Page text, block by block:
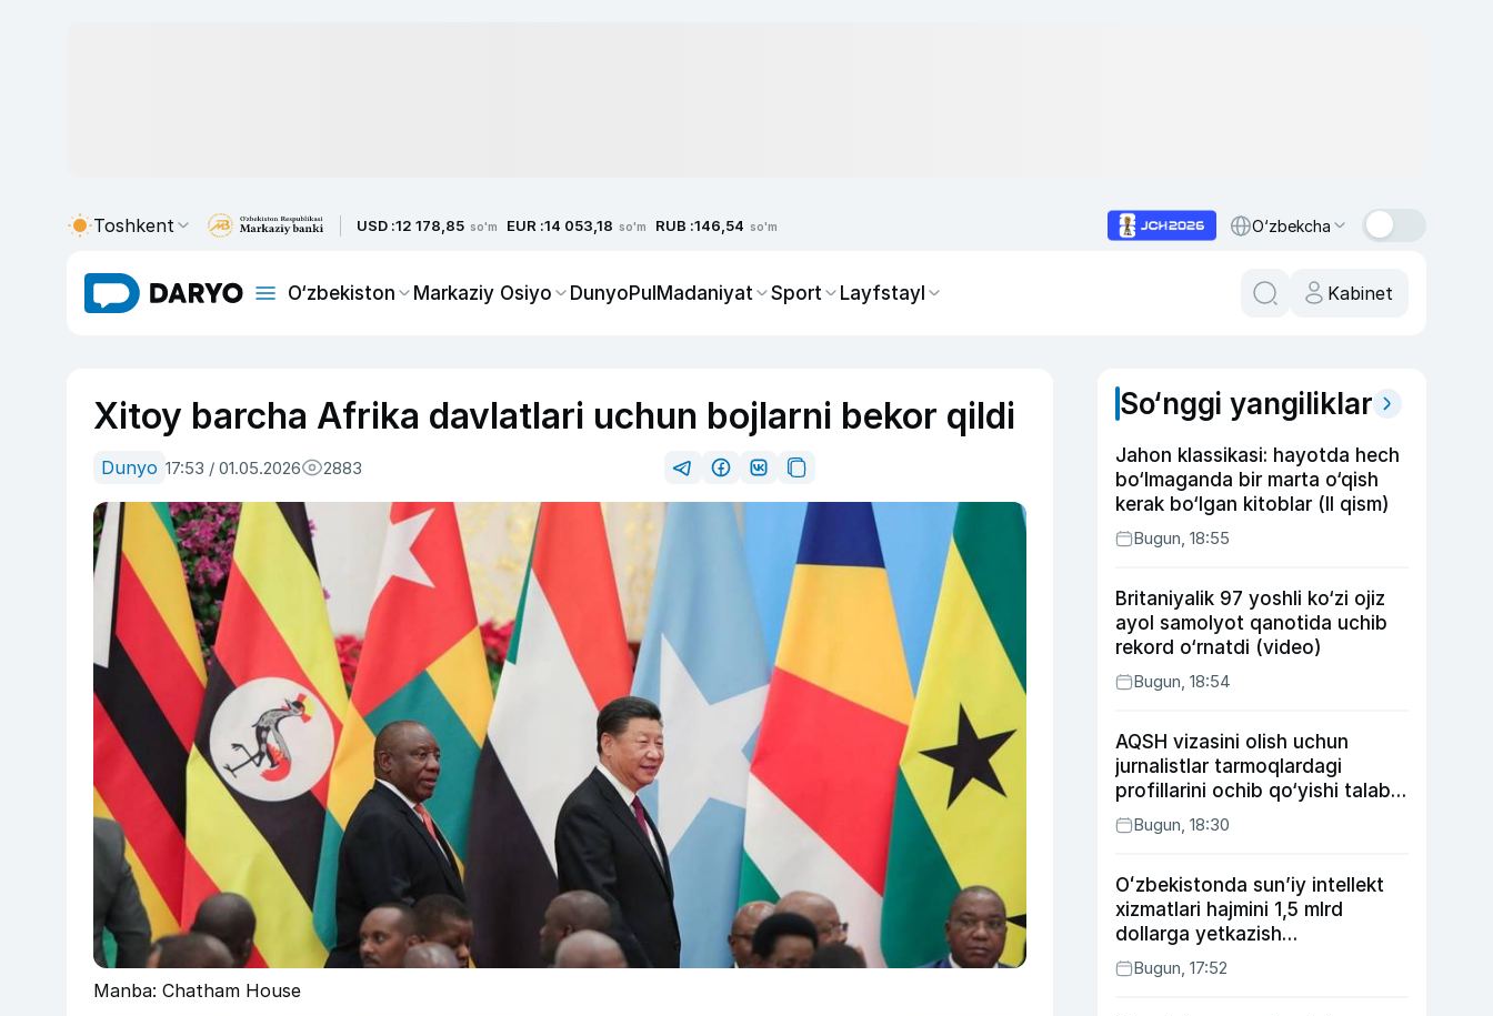
Toshkent USD :12 178,85 so'm EUR :14 053,18 so'm RUB :146,54 so'm O‘zbekcha
O‘zbekiston Markaziy Osiyo DunyoPulMadaniyat Sport Layfstayl Kabinet
Xitoy barcha Afrika davlatlari uchun bojlarni bekor qildi
Dunyo 17:53 / 01.05.2026 2883
Manba: Chatham House
So‘nggi yangiliklar
Jahon klassikasi: hayotda hech
bo‘lmaganda bir marta o‘qish
kerak bo‘lgan kitoblar (II qism)
Bugun, 18:55
Britaniyalik 97 yoshli ko‘zi ojiz
ayol samolyot qanotida uchib
rekord o‘rnatdi (video)
Bugun, 18:54
AQSH vizasini olish uchun
jurnalistlar tarmoqlardagi
profillarini ochib qo‘yishi talab
etilishi mumkin
Bugun, 18:30
Oʻzbekistonda sunʼiy intellekt
xizmatlari hajmini 1,5 mlrd
dollarga yetkazish
rejalashtirilmoqda
Bugun, 17:52